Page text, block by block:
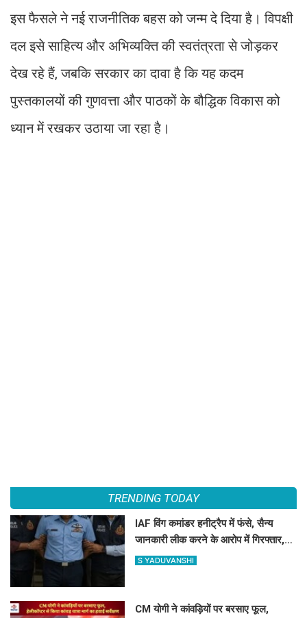
इस फैसले ने नई राजनीतिक बहस को जन्म दे दिया है। विपक्षी
दल इसे साहित्य और अभिव्यक्ति की स्वतंत्रता से जोड़कर
देख रहे हैं, जबकि सरकार का दावा है कि यह कदम
पुस्तकालयों की गुणवत्ता और पाठकों के बौद्धिक विकास को
ध्यान में रखकर उठाया जा रहा है।
TRENDING TODAY
IAF विंग कमांडर हनीट्रैप में फंसे, सैन्य
जानकारी लीक करने के आरोप में गिरफ्तार,
पाकिस्तानी जासूसी नेटवर्क का शक
S YADUVANSHI
CM योगी ने कांवड़ियों पर बरसाए फूल,